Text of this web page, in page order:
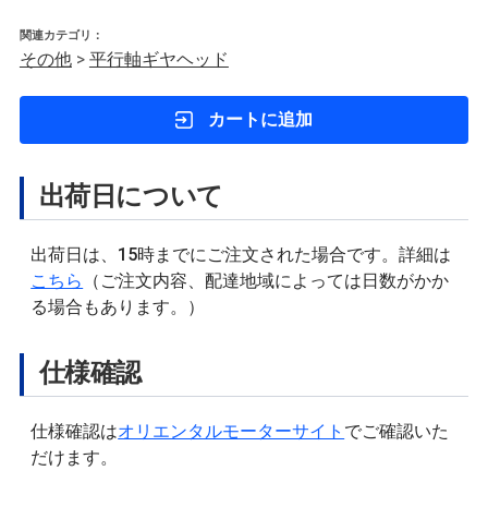
関連カテゴリ：
その他> 平行軸ギヤヘッド
カートに追加
出荷日について
出荷日は、15時までにご注文された場合です。詳細は
こちら
（ご注文内容、配達地域によっては日数がかか
る場合もあります。）
仕様確認
仕様確認はオリエンタルモーターサイト でご確認いた
だけます。